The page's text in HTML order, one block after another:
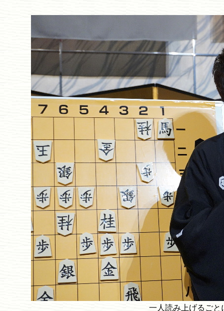
一人読み上げるごと